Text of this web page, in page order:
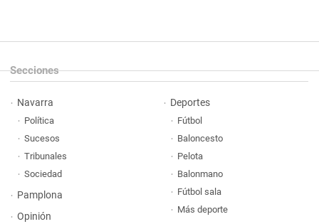
Secciones
Navarra
Política
Sucesos
Tribunales
Sociedad
Pamplona
Opinión
Deportes
Fútbol
Baloncesto
Pelota
Balonmano
Fútbol sala
Más deporte